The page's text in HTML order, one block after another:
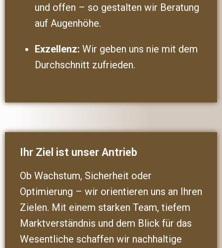
und offen – so gestalten wir Beratung
auf Augenhöhe.
Exzellenz: Wir geben uns nie mit dem
Durchschnitt zufrieden.
Ihr Ziel ist unser Antrieb
Ob Wachstum, Sicherheit oder
Optimierung – wir orientieren uns an Ihren
Zielen. Mit einem starken Team, tiefem
Marktverständnis und dem Blick für das
Wesentliche schaffen wir nachhaltige